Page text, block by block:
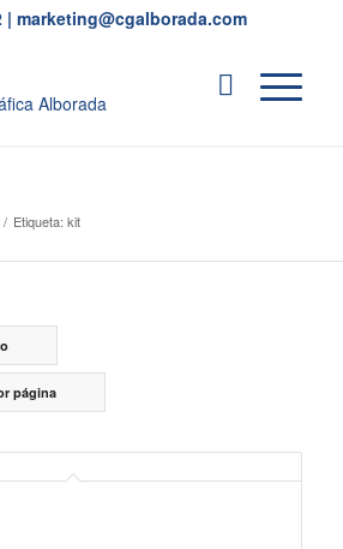
| marketing@cgalborada.com
/ Etiqueta: kit
página